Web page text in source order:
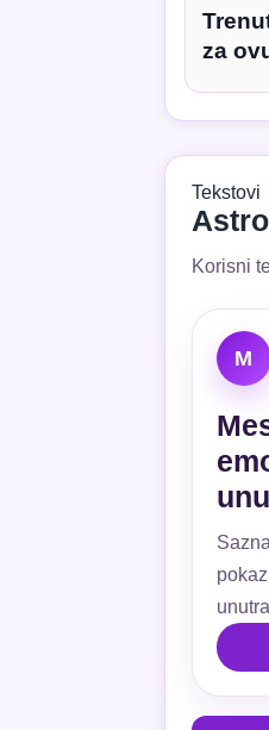
za
Tekstovi
Korisni
M